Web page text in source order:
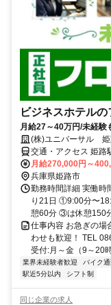
ビジネスホテル
月給27～40万円/未経験
(株)ユニバーサル 姫
交通・アクセス 姫路
月給270,000円～
兵庫県姫路市
勤務時間詳細 実働時
り21日 ①9:00分〜
憩60分 ③は休憩150
仕事内容 お急ぎの場
わせも歓迎！ TEL
受付:月～金（9～20
業界未経験者歓迎 バイク
駅近5分以内
シフト制
同じ企業の求人